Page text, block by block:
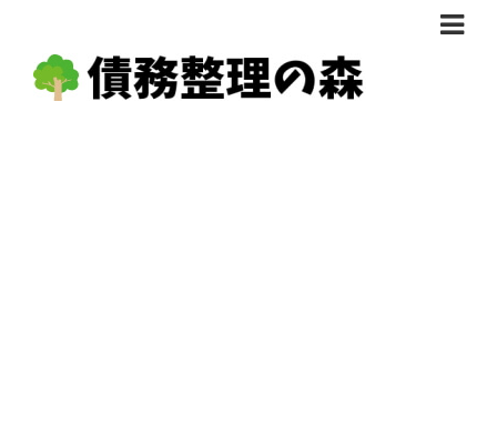
債務整理体験談